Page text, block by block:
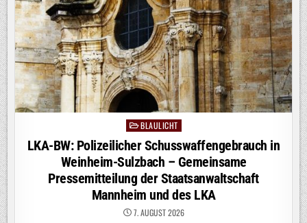
Posted
in
BLAULICHT
LKA-BW: Polizeilicher Schusswaffengebrauch in
Weinheim-Sulzbach – Gemeinsame
Pressemitteilung der Staatsanwaltschaft
Mannheim und des LKA
7. AUGUST 2026